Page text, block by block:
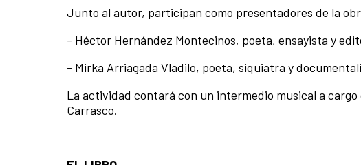
Junto al autor, participan como presentadores de la
- Héctor Hernández Montecinos, poeta, ensayista y
- Mirka Arriagada Vladilo, poeta, siquiatra y
La actividad contará con un intermedio musical a
Carrasco.